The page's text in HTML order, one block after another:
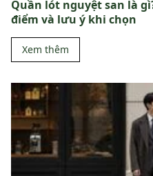
Quần lót nguyệt san là
điểm và lưu ý khi chọn
Xem thêm